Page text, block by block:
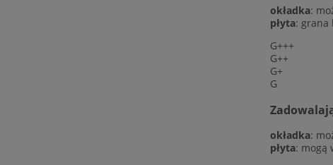
okładka:
płyta: grana
G+++
G++
G+
G
okładka:
płyta: mogą